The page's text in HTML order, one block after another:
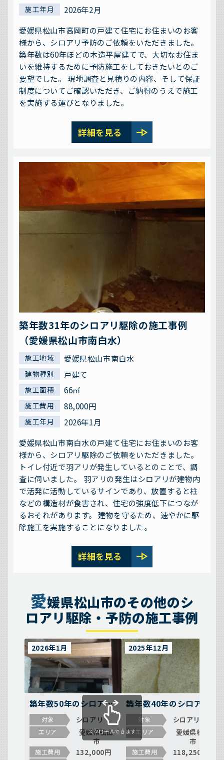
施工年月
2026年2月
愛媛県松山市高岡町の戸建て住宅にお住まいのお客
様から、シロアリ予防のご依頼をいただきました。
築年数は60年ほどの木造平屋建てで、大切なお住ま
いを維持するために予防施工をしておきたいとのご
要望でした。 現地調査と見積りの内容、そして保証
制度についてご確認いただき、ご納得のうえで施工
を実施する運びとなりました。
詳細を見る line_end_arrow
築年数31年のシロアリ駆除の施工事例
（愛媛県松山市南白水）
施工地域 愛媛県松山市南白水
建物種別 戸建て
施工面積 66㎡
施工費用 88,000円
施工年月
2026年1月
愛媛県松山市南白水の戸建て住宅にお住まいのお客
様から、シロアリ駆除のご依頼をいただきました。
トイレ付近で羽アリが発生しているとのことで、調
査に伺いました。 羽アリの発生はシロアリが建物内
で活発に活動しているサインであり、放置すると柱
などの構造材が食害され、住宅の強度低下につなが
るおそれがあります。 建物を守るため、速やかに駆
除施工を実施することになりました。
詳細を見る line_end_arrow
愛媛県松山市のその他のシ
ロアリ駆除・予防の施工事例
築年数50年のシロアリ
駆除の施工事例（愛媛
県松山市和田甲）
対象 シロアリ
エリア
愛媛県松山
市
施工費用 132,000円
2026年1月
築年数40年のシロアリ
駆除の施工事例（愛媛
県松山市福角町）
対象 シロアリ
エリア
愛媛県松山
市
施工費用 118,250円
2025年12月
スクロールできます